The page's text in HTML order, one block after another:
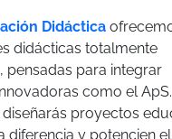
Didáctica
didácticas totalmente
pensadas para integrar
como el
proyectos
diferencia y potencien